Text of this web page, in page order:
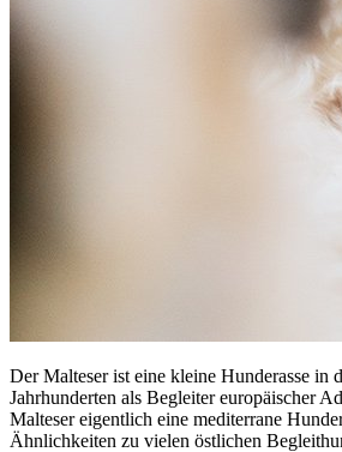
Der Malteser ist eine kleine Hunderasse in
Jahrhunderten als Begleiter europäischer
Malteser eigentlich eine mediterrane
Ähnlichkeiten zu vielen östlichen